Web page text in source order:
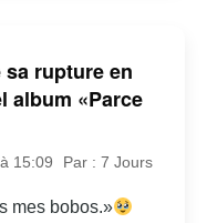
rupture en
album «Parce
15:09 Par : 7 Jours
mes bobos.»